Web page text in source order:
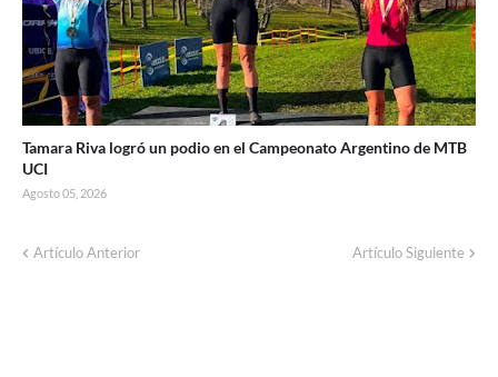
Tamara Riva logró un podio en el Campeonato Argentino de MTB
UCI
Agosto 05, 2026
Artículo Anterior Artículo Siguiente